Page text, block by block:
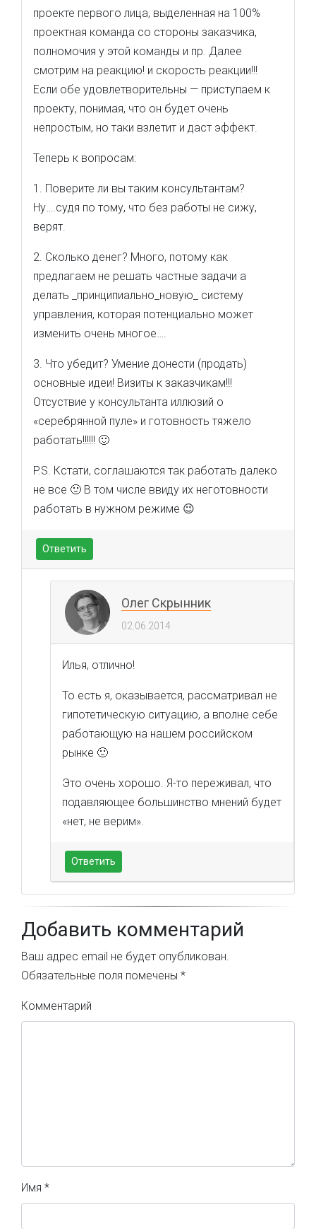
проекте первого лица, выделенная на 100%
проектная команда со стороны заказчика,
полномочия у этой команды и пр. Далее
смотрим на реакцию! и скорость реакции!!!
Если обе удовлетворительны — приступаем к
проекту, понимая, что он будет очень
непростым, но таки взлетит и даст эффект.
Теперь к вопросам:
1. Поверите ли вы таким консультантам?
Ну….судя по тому, что без работы не сижу,
верят.
2. Сколько денег? Много, потому как
предлагаем не решать частные задачи а
делать _принципиально_новую_ систему
управления, которая потенциально может
изменить очень многое….
3. Что убедит? Умение донести (продать)
основные идеи! Визиты к заказчикам!!!
Отсуствие у консультанта иллюзий о
«серебрянной пуле» и готовность тяжело
работать!!!!!! 🙂
P.S. Кстати, соглашаются так работать далеко
не все 🙂 В том числе ввиду их неготовности
работать в нужном режиме 😉
Ответить
Олег Скрынник
02.06.2014
Илья, отлично!
То есть я, оказывается, рассматривал не
гипотетическую ситуацию, а вполне себе
работающую на нашем российском
рынке 🙂
Это очень хорошо. Я-то переживал, что
подавляющее большинство мнений будет
«нет, не верим».
Ответить
Добавить комментарий
Ваш адрес email не будет опубликован.
Обязательные поля помечены *
Комментарий
Имя *